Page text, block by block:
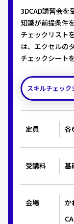
3DCAD講習会を
知識が前提条件
チェックリスト
は、エクセルの
チェックシート
スキルチェック
定員 各
受講料 基
会場
か